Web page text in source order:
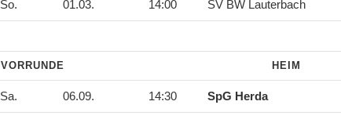
So. 01.03. 14:00 SV BW Lauterbach
VORRUNDE HEIM
Sa. 06.09. 14:30 SpG Herda